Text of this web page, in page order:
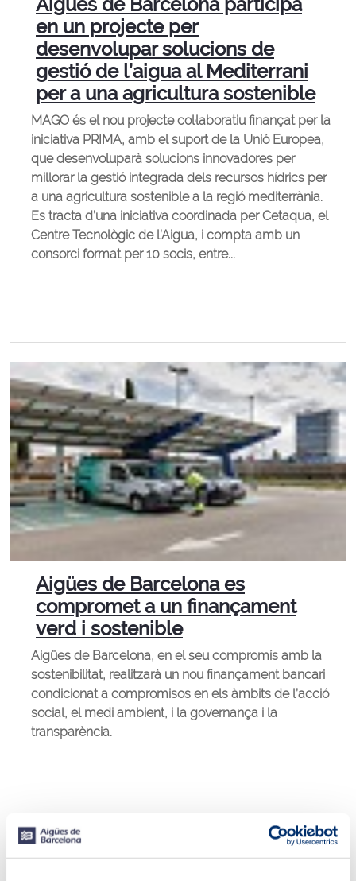
en un projecte per
desenvolupar solucions de
gestió de l’aigua al Mediterrani
per a una agricultura sostenible
MAGO és el nou projecte col·laboratiu finançat per la
iniciativa PRIMA, amb el suport de la Unió Europea,
que desenvoluparà solucions innovadores per
millorar la gestió integrada dels recursos hídrics per
a una agricultura sostenible a la regió mediterrània.
Es tracta d’una iniciativa coordinada per Cetaqua, el
Centre Tecnològic de l’Aigua, i compta amb un
consorci format per 10 socis, entre...
Aigües de Barcelona es
compromet a un finançament
verd i sostenible
Aigües de Barcelona, en el seu compromís amb la
sostenibilitat, realitzarà un nou finançament bancari
condicionat a compromisos en els àmbits de l’acció
social, el medi ambient, i la governança i la
transparència.